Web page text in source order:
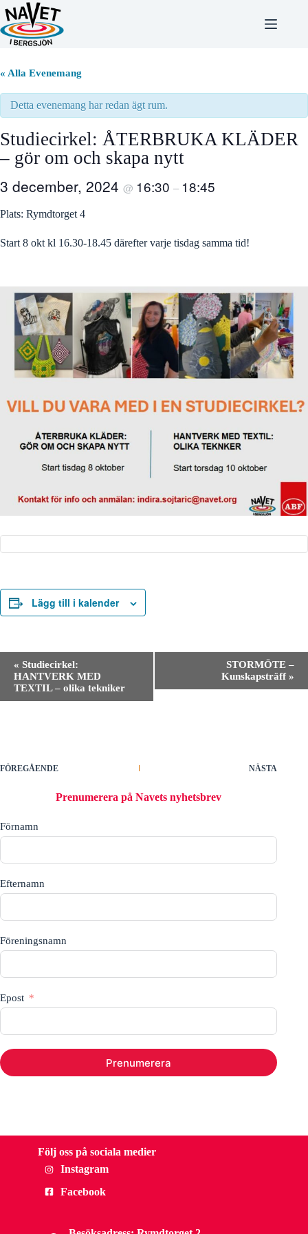
Hoppa
till
innehåll
« Alla Evenemang
Detta evenemang har redan ägt rum.
Studiecirkel: ÅTERBRUKA KLÄDER
– gör om och skapa nytt
3 december, 2024 @ 16:30 – 18:45
Plats: Rymdtorget 4
Start 8 okt kl 16.30-18.45 därefter varje tisdag samma tid!
Lägg till i kalender
-
g
n
g
« Studiecirkel:
HANTVERK MED
TEXTIL – olika tekniker
STORMÖTE –
Kunskapsträff »
FÖREGÅENDE NÄSTA
Prenumerera på Navets nyhetsbrev
Förnamn
Efternamn
Föreningsnamn
Epost
Prenumerera
Följ oss på sociala medier
Instagram
Facebook